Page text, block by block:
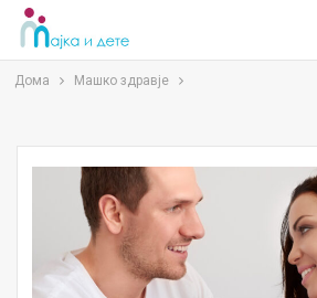
Дома Машко здравје